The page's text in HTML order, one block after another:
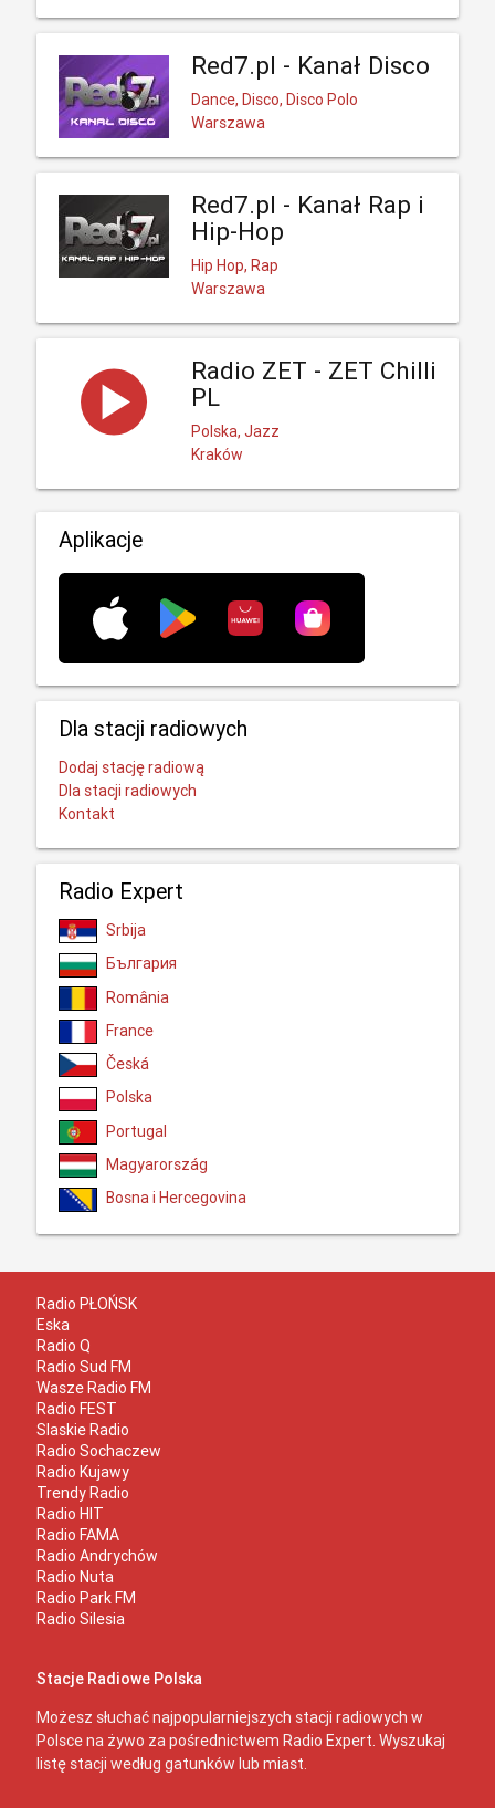
Red7.pl - Kanał Disco
Dance, Disco, Disco Polo
Warszawa
Red7.pl - Kanał Rap i
Hip-Hop
Hip Hop, Rap
Warszawa
Radio ZET - ZET Chilli
PL
Polska, Jazz
Kraków
Aplikacje
Dla stacji radiowych
Dodaj stację radiową
Dla stacji radiowych
Kontakt
Radio Expert
Srbija
България
România
France
Česká
Polska
Portugal
Magyarország
Bosna i Hercegovina
Radio PŁOŃSK
Eska
Radio Q
Radio Sud FM
Wasze Radio FM
Radio FEST
Slaskie Radio
Radio Sochaczew
Radio Kujawy
Trendy Radio
Radio HIT
Radio FAMA
Radio Andrychów
Radio Nuta
Radio Park FM
Radio Silesia
Stacje Radiowe Polska
Możesz słuchać najpopularniejszych stacji radiowych w
Polsce na żywo za pośrednictwem Radio Expert. Wyszukaj
listę stacji według gatunków lub miast.